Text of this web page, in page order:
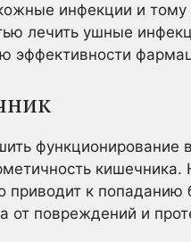
инфекции и
лечить ушные
эффективности
функционирование
к попаданию
от повреждений и